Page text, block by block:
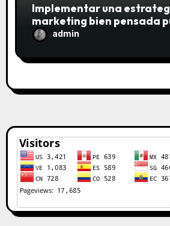
Implementar una
marketing bien pensada
cambio significativo para
negocio
admin